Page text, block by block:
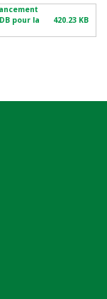
pour la
420.23 KB